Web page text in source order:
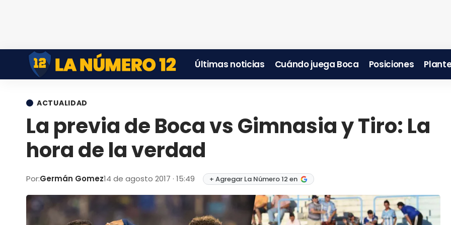
Últimas noticias Cuándo juega Boca Posiciones
ACTUALIDAD
La previa de Boca vs Gimnasia y Tiro: La
hora de la verdad
Por:Germán Gomez14 de agosto 2017 · 15:49 + Agregar La Número 12 en